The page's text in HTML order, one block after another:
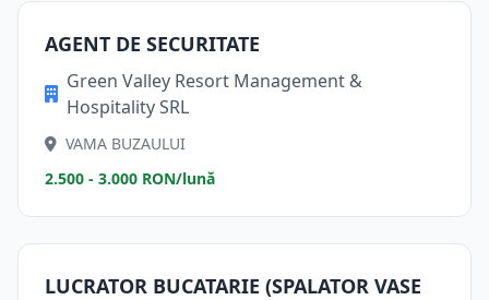
AGENT DE SECURITATE
Green Valley Resort Management &
Hospitality SRL
VAMA BUZAULUI
2.500 - 3.000 RON/lună
LUCRATOR BUCATARIE (SPALATOR VASE